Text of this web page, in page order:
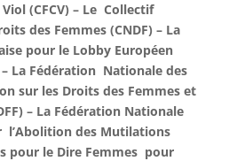
(CFCV) – Le Collectif
des Femmes (CNDF) – La
pour le Lobby Européen
– La Fédération Nationale des
sur les Droits des Femmes et
– La Fédération Nationale
l’Abolition des Mutilations
pour le Dire Femmes pour